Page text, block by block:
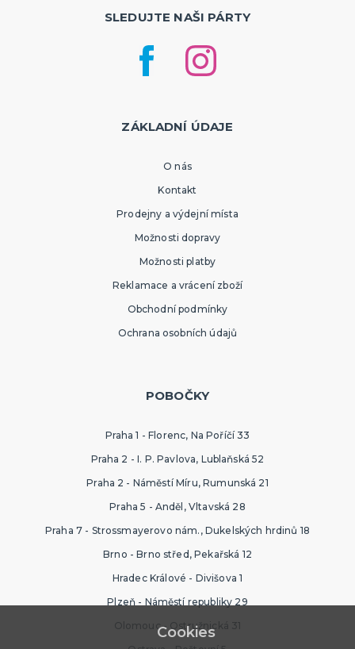
SLEDUJTE NAŠI PÁRTY
ZÁKLADNÍ ÚDAJE
O nás
Kontakt
Prodejny a výdejní místa
Možnosti dopravy
Možnosti platby
Reklamace a vrácení zboží
Obchodní podmínky
Ochrana osobních údajů
POBOČKY
Praha 1 - Florenc, Na Poříčí 33
Praha 2 - I. P. Pavlova, Lublaňská 52
Praha 2 - Náměstí Míru, Rumunská 21
Praha 5 - Anděl, Vltavská 28
Praha 7 - Strossmayerovo nám., Dukelských hrdinů 18
Brno - Brno střed, Pekařská 12
Hradec Králové - Divišova 1
Plzeň - Náměstí republiky 29
Olomouc - Ostružnická 31
Cookies